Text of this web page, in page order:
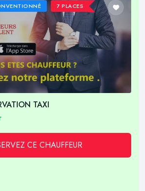
7 PLACES
TAXI
CE CHAUFFEUR